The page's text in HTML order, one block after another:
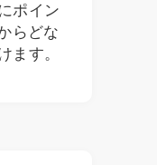
ポイン
らどな
ます。